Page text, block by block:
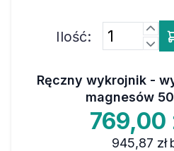
Ilość:
Ręczny wykrojnik -
magnesów
769,00
945,87 zł